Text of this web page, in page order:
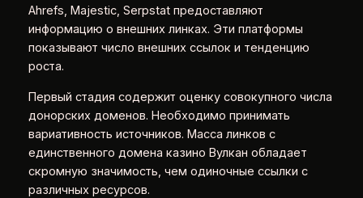
Ahrefs, Majestic, Serpstat предоставляют
информацию о внешних линках. Эти платформы
показывают число внешних ссылок и тенденцию
роста.
Первый стадия содержит оценку совокупного числа
донорских доменов. Необходимо принимать
вариативность источников. Масса линков с
единственного домена казино Вулкан обладает
скромную значимость, чем одиночные ссылки с
различных ресурсов.